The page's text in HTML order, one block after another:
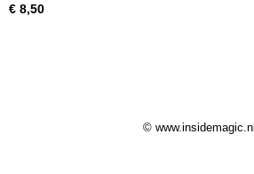
€ 8,50
© www.insidemagic.nl